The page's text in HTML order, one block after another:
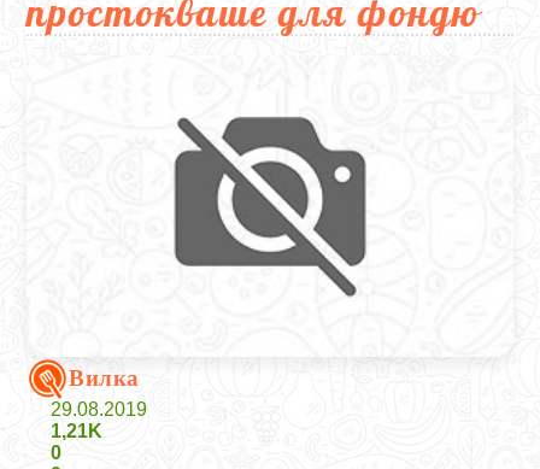
простокваше для фондю
Вилка
29.08.2019
1,21K
0